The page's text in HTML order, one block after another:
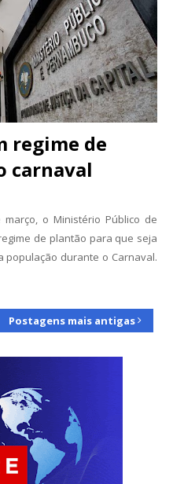
regime de
carnaval
o Ministério Público de
de plantão para que seja
durante o Carnaval.
Postagens mais antigas